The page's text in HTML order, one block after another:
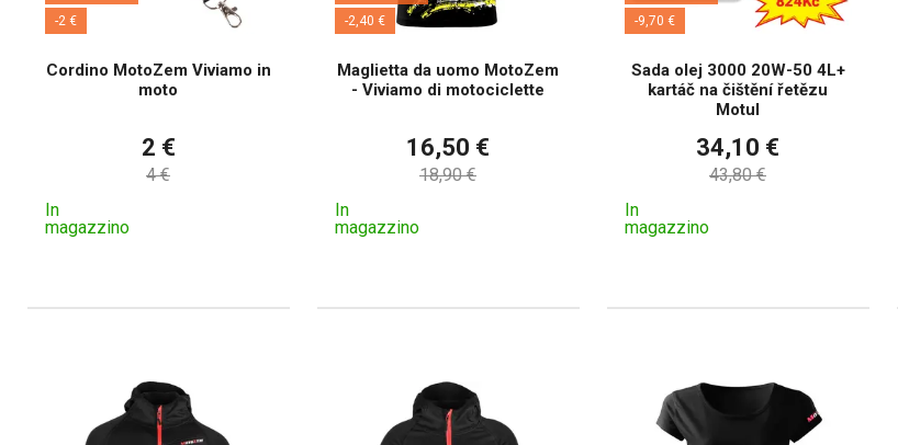
-2 €
Cordino MotoZem Viviamo in
moto
2 €
4 €
In
magazzino
-2,40 €
Maglietta da uomo MotoZem
- Viviamo di motociclette
16,50 €
18,90 €
In
magazzino
-9,70 €
Sada olej 3000 20W-50 4L+
kartáč na čištění řetězu
Motul
34,10 €
43,80 €
In
magazzino